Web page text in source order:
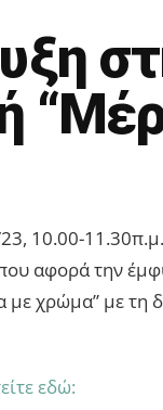
10.00-
αφορά την
με χρώμα” με τη
εδώ: